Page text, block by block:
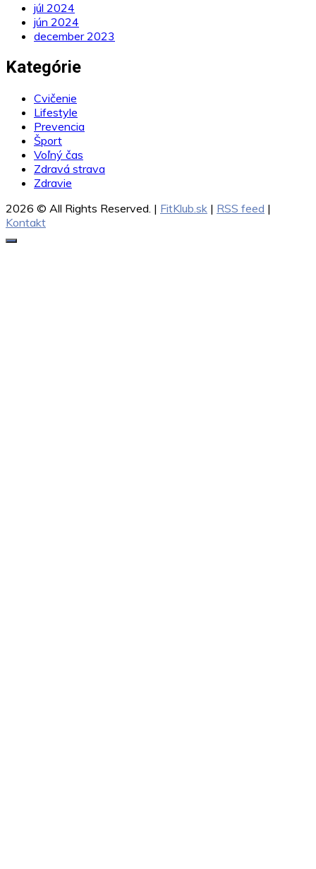
júl 2024
jún 2024
december 2023
Kategórie
Cvičenie
Lifestyle
Prevencia
Šport
Voľný čas
Zdravá strava
Zdravie
2026 © All Rights Reserved. | FitKlub.sk | RSS feed |
Kontakt